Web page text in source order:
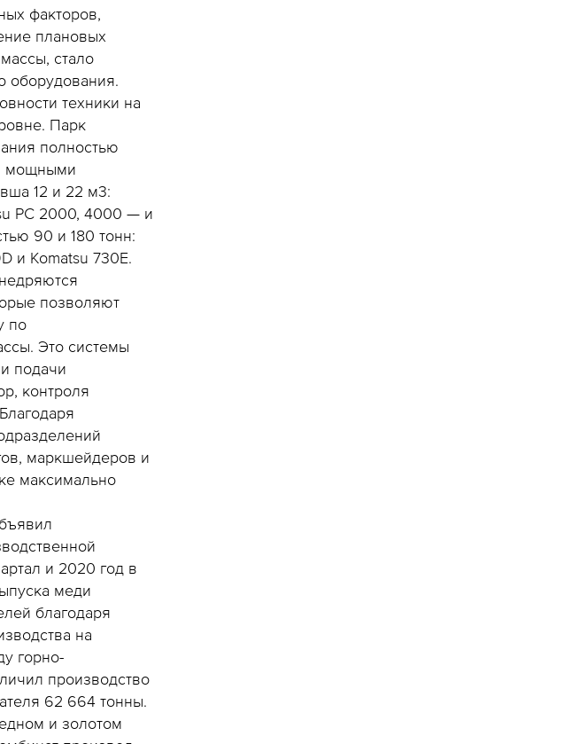
факторов,
плановых
стало
оборудования.
техники на
Парк
полностью
мощными
12 и 22 м3:
PC 2000, 4000 — и
90 и 180 тонн:
и Komatsu 730E.
позволяют
по
Это системы
подачи
контроля
маркшейдеров и
максимально
и 2020 год в
меди
благодаря
на
горно-
производство
62 664 тонны.
и золотом